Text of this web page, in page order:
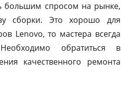
большим спросом на рынке,
сборки. Это хорошо для
Lenovo, то мастера всегда
обратиться в
качественного ремонта